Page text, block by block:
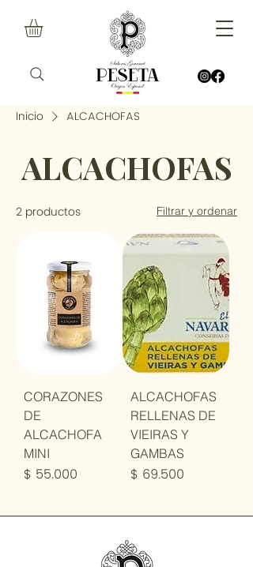
Inicio ALCACHOFAS
ALCACHOFAS
2 productos Filtrar y ordenar
CORAZONES
DE
ALCACHOFA
MINI
Precio
$ 55.000
ALCACHOFAS
RELLENAS DE
VIEIRAS Y
GAMBAS
Precio
$ 69.500